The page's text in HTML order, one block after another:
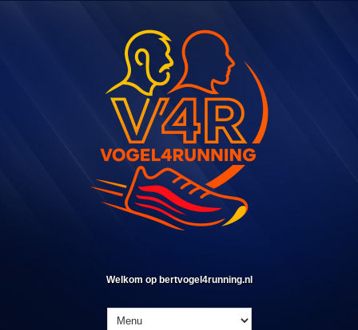
Welkom op bertvogel4running.nl